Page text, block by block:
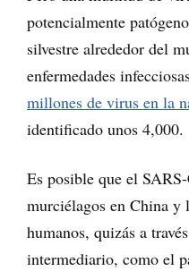
potencialmente
silvestre alrededor del
enfermedades
millones de virus en la
identificado unos 4,000.
Es posible que el
murciélagos en China y
humanos, quizás a
intermediario, como el